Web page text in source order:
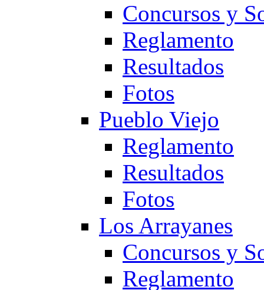
Concursos y
Reglamento
Resultados
Fotos
Pueblo Viejo
Reglamento
Resultados
Fotos
Los Arrayanes
Concursos y
Reglamento